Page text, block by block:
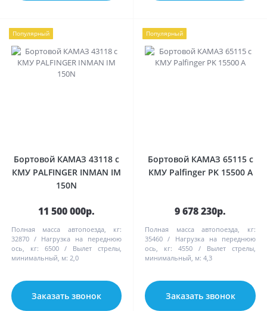
Популярный
Бортовой КАМАЗ 43118 с
КМУ PALFINGER INMAN IM
150N
11 500 000р.
Полная масса автопоезда, кг:
32870
Нагрузка на переднюю
ось, кг:
6500
Вылет стрелы,
минимальный, м: 2,0
Заказать звонок
Популярный
Бортовой КАМАЗ 65115 с
КМУ Palfinger PK 15500 А
9 678 230р.
Полная масса автопоезда, кг:
35460
Нагрузка на переднюю
ось, кг:
4550
Вылет стрелы,
минимальный, м: 4,3
Заказать звонок